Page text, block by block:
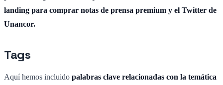
landing para comprar notas de prensa premium y el Twitter de
Unancor.
Tags
Aquí hemos incluido palabras clave relacionadas con la temática